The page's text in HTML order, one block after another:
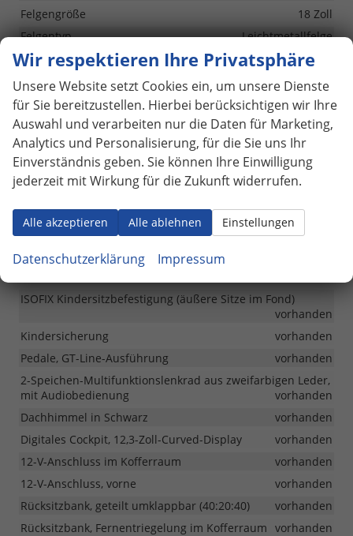
Felgengröße
18 Zoll
Felgentyp
Leichtmetallfelge
Sonstiges
Antriebsart
Voll-Hybrid (HEV)
Anzahl Sitzplätze
5
Anzahl Türen
5-türig
Lackierung
Metallic
ISOFIX Kindersitzbefestigung (äußere Sitze im Fond)
vorhanden
Kindersicherung
vorhanden
Pedale, GT-Line-Ausführung
vorhanden
2-Speichen-Multifunktionslenkrad aus zweifarbigen Leder,
mit Audiobedienung
vorhanden
Dachhimmel in Schwarz
vorhanden
Digitales Cockpit, 12,3-Zoll-Curved-Display
vorhanden
12-V-Anschluss im Kofferraum
vorhanden
12-V-Anschluss, vorne
vorhanden
Rücksitzbank, geteilt umklappbar (40:20:40)
vorhanden
Rücksitzbank, Fernentriegelung im Kofferraum vorhanden
Wir respektieren Ihre Privatsphäre
Unsere Website setzt Cookies ein, um unsere Dienste
für Sie bereitzustellen. Hierbei berücksichtigen wir Ihre
Auswahl und verarbeiten nur die Daten für Marketing,
Analytics und Personalisierung, für die Sie uns Ihr
Einverständnis geben. Sie können Ihre Einwilligung
jederzeit mit Wirkung für die Zukunft widerrufen.
Alle akzeptieren Alle ablehnen Einstellungen
Datenschutzerklärung Impressum